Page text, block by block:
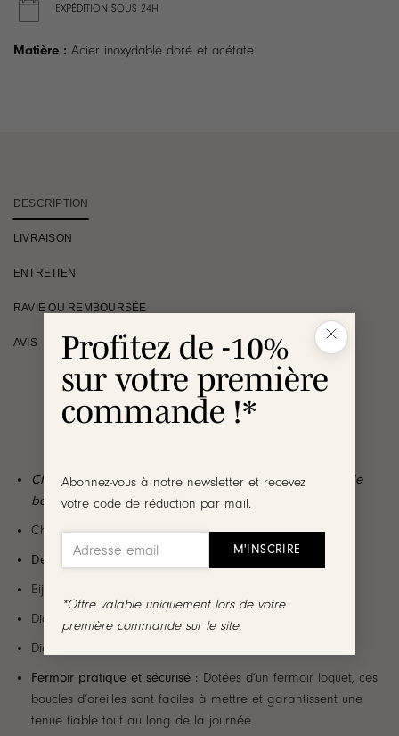
Profitez de -10%
sur votre première
commande !*
Abonnez-vous à notre newsletter et recevez
votre code de réduction par mail.
*Offre valable uniquement lors de votre
première commande sur le site.
EXPÉDITION SOUS 24H
Matière : Acier inoxydable doré et acétate
DESCRIPTION
LIVRAISON
ENTRETIEN
RAVIE OU REMBOURSÉE
AVIS
Changez de look en un clin d’œil grâce à nos coffrets de
boucles d’oreilles interchangeables !
Choisissez le packavec ou sans les créoles
Design des créoles:
Bijou en acier inoxydable doré au fini lisse
Diamètre de l’anneau : 1.2 cm
Diamètre intérieur : 0.8 cm
Fermoir pratique et sécurisé : Dotées d’un fermoir loquet, ces
boucles d’oreilles sont faciles à mettre et garantissent une
tenue fiable tout au long de la journée